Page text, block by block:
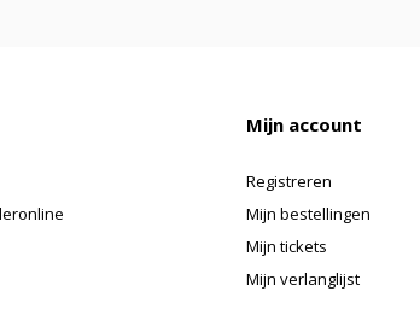
Mijn account
Registreren
Mijn bestellingen
Mijn tickets
Mijn verlanglijst